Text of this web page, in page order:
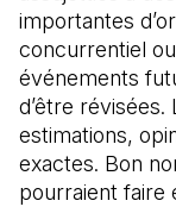
importantes
concurrentiel
événements
d’être
estimations,
exactes. Bon
pourraient faire